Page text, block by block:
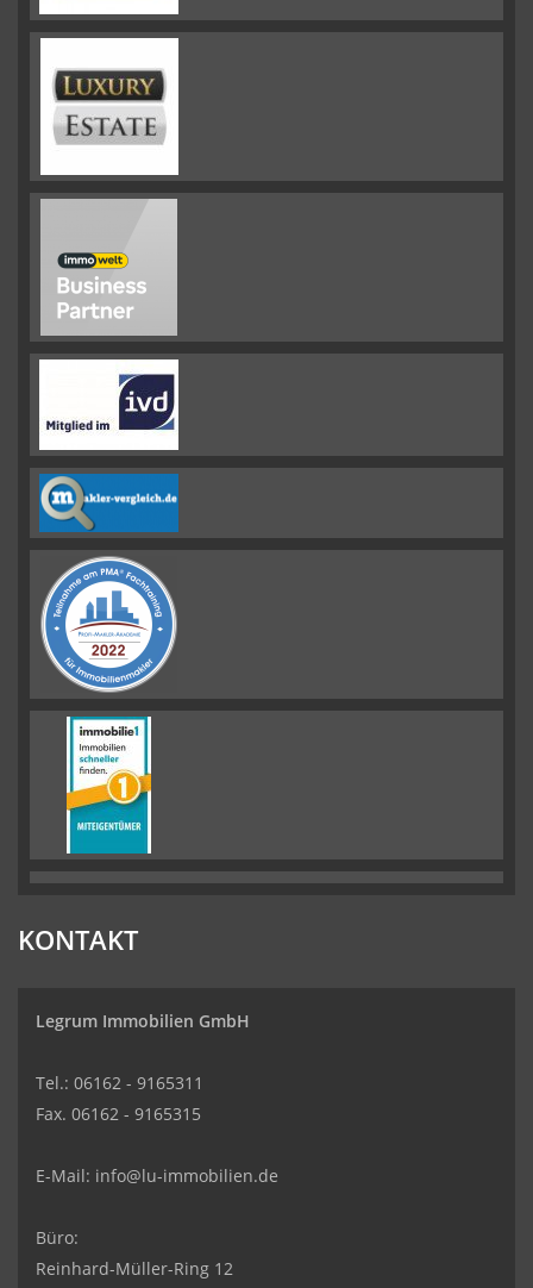
KONTAKT
Legrum Immobilien GmbH
Tel.: 06162 - 9165311
Fax. 06162 - 9165315
E-Mail: info@lu-immobilien.de
Büro:
Reinhard-Müller-Ring 12